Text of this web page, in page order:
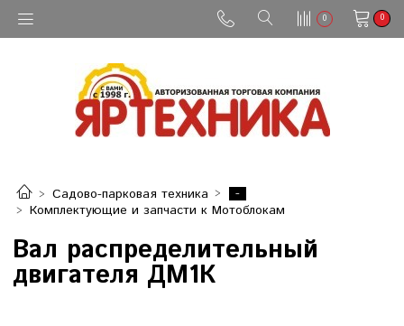
0 0
Садово-парковая техника
-
Комплектующие и запчасти к Мотоблокам
Вал распределительный
двигателя ДМ1К